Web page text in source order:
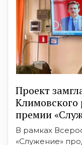
Проект
Климовского
премии
В рамках
«Служение»